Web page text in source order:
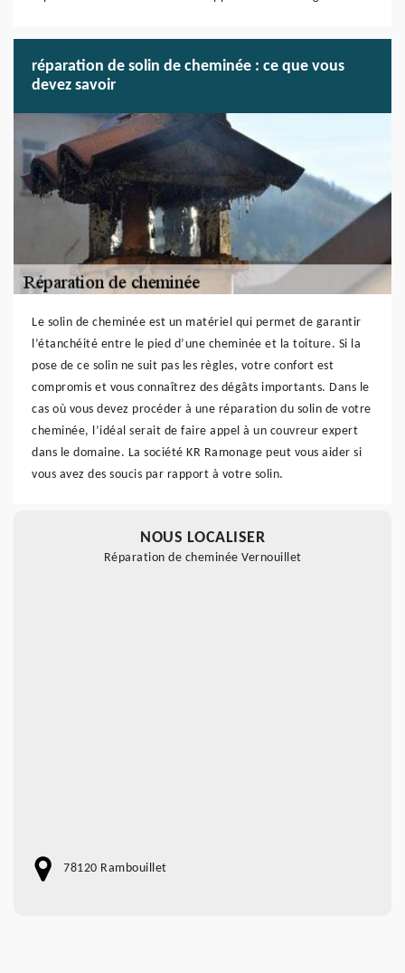
réparation de solin de cheminée : ce que vous
devez savoir
Le solin de cheminée est un matériel qui permet de garantir
l’étanchéité entre le pied d’une cheminée et la toiture. Si la
pose de ce solin ne suit pas les règles, votre confort est
compromis et vous connaîtrez des dégâts importants. Dans le
cas où vous devez procéder à une réparation du solin de votre
cheminée, l’idéal serait de faire appel à un couvreur expert
dans le domaine. La société KR Ramonage peut vous aider si
vous avez des soucis par rapport à votre solin.
NOUS LOCALISER
Réparation de cheminée Vernouillet
78120 Rambouillet